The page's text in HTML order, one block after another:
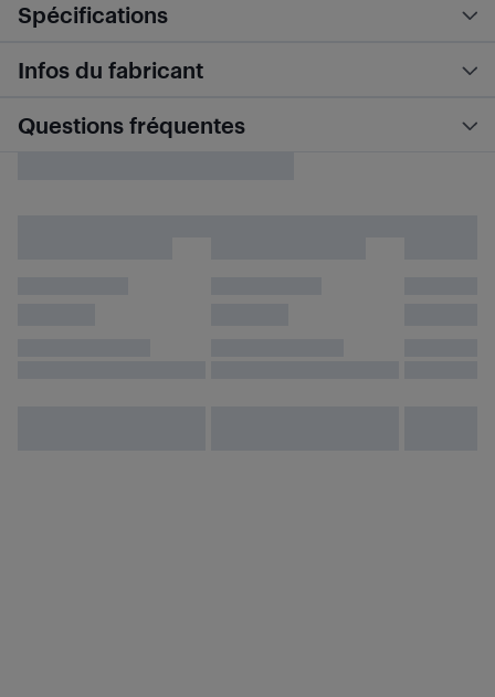
Spécifications
Infos du fabricant
Questions fréquentes